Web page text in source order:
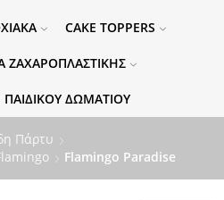
CAKE TOPPERS
ΖΑΧΑΡΟΠΛΑΣΤΙΚΉΣ
ΔΩΜΑΤΊΟΥ
Πάρτυ
Flamingo Paradise